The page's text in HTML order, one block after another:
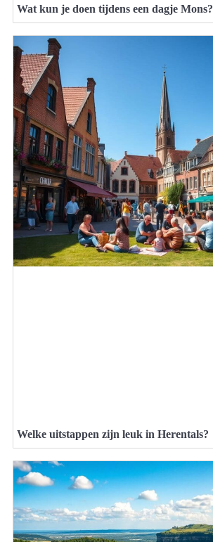
Wat kun je doen tijdens een dagje Mons?
Welke uitstappen zijn leuk in Herentals?